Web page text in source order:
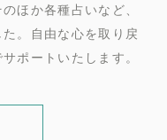
ほか各種占いなど、
。自由な心を取り戻
ポートいたします。